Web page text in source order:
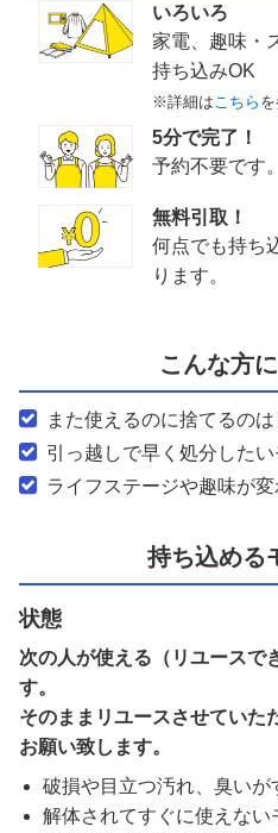
いろいろ
家電、趣味・
持ち込みOK
※詳細はこちら
5分で完了！
予約不要です
無料引取！
何点でも持ち
ります。
こんな方
また使えるのに捨てるの
引っ越しで早く処分した
ライフステージや趣味が
持ち込める
状態
次の人が使える（リユースで
す。
そのままリユースさせていた
お願い致します。
破損や目立つ汚れ、臭いが
解体されてすぐに使えない